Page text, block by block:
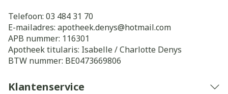
Telefoon: 03 484 31 70
E-mailadres: apotheek.denys@hotmail.com
APB nummer: 116301
Apotheek titularis: Isabelle / Charlotte Denys
BTW nummer: BE0473669806
Klantenservice